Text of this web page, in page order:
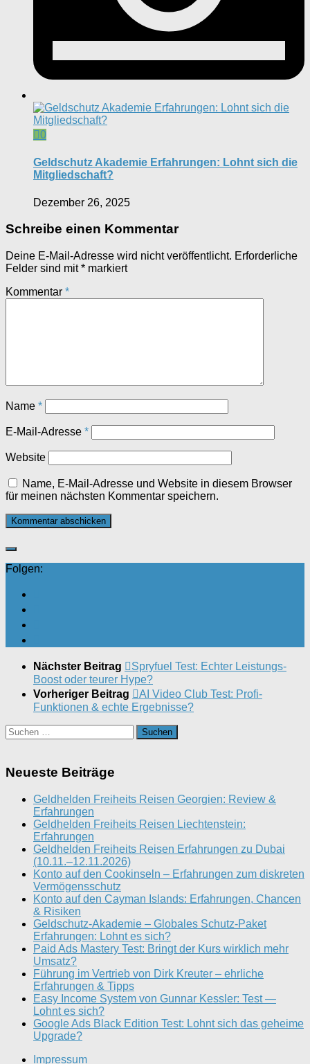
0
Geldschutz Akademie Erfahrungen: Lohnt sich die
Mitgliedschaft?
Dezember 26, 2025
Schreibe einen Kommentar
Deine E-Mail-Adresse wird nicht veröffentlicht. Erforderliche
Felder sind mit* markiert
Kommentar *
Name *
E-Mail-Adresse *
Website
Name, E-Mail-Adresse und Website in diesem Browser
für meinen nächsten Kommentar speichern.
Folgen:
Nächster Beitrag
Spryfuel Test: Echter Leistungs-
Boost oder teurer Hype?
Vorheriger Beitrag
AI Video Club Test: Profi-
Funktionen & echte Ergebnisse?
Suchen
nach:
Neueste Beiträge
Geldhelden Freiheits Reisen Georgien: Review &
Erfahrungen
Geldhelden Freiheits Reisen Liechtenstein:
Erfahrungen
Geldhelden Freiheits Reisen Erfahrungen zu Dubai
(10.11.–12.11.2026)
Konto auf den Cookinseln – Erfahrungen zum diskreten
Vermögensschutz
Konto auf den Cayman Islands: Erfahrungen, Chancen
& Risiken
Geldschutz-Akademie – Globales Schutz-Paket
Erfahrungen: Lohnt es sich?
Paid Ads Mastery Test: Bringt der Kurs wirklich mehr
Umsatz?
Führung im Vertrieb von Dirk Kreuter – ehrliche
Erfahrungen & Tipps
Easy Income System von Gunnar Kessler: Test —
Lohnt es sich?
Google Ads Black Edition Test: Lohnt sich das geheime
Upgrade?
Impressum